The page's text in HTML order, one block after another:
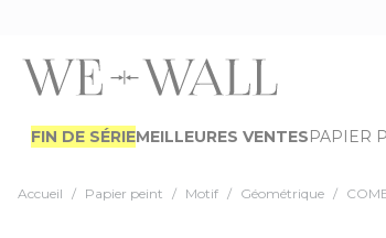
FIN DE SÉRIEMEILLEURES VENTESPAPIER
Accueil / Papier peint / Motif / Géométrique /